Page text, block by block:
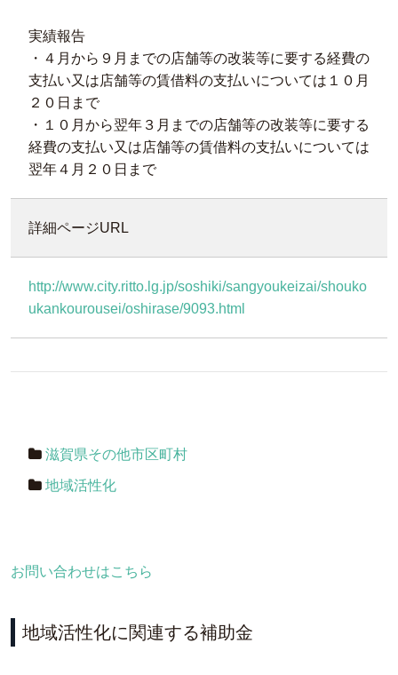
実績報告
・４月から９月までの店舗等の改装等に要する経費の
支払い又は店舗等の賃借料の支払いについては１０月
２０日まで
・１０月から翌年３月までの店舗等の改装等に要する
経費の支払い又は店舗等の賃借料の支払いについては
翌年４月２０日まで
詳細ページURL
http://www.city.ritto.lg.jp/soshiki/sangyoukeizai/shouko
ukankourousei/oshirase/9093.html
滋賀県その他市区町村
地域活性化
お問い合わせはこちら
地域活性化に関連する補助金